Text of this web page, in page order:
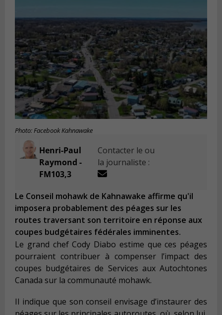
Photo: Facebook Kahnawake
Henri-Paul
Raymond -
FM103,3
Contacter le ou
la journaliste :
Le Conseil mohawk de Kahnawake affirme qu'il
imposera probablement des péages sur les
routes traversant son territoire en réponse aux
coupes budgétaires fédérales imminentes.
Le grand chef Cody Diabo estime que ces péages
pourraient contribuer à compenser l’impact des
coupes budgétaires de Services aux Autochtones
Canada sur la communauté mohawk.
Il indique que son conseil envisage d’instaurer des